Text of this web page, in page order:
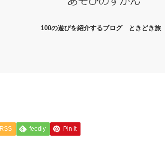
100の遊びを紹介するブログ ときどき旅
RSS feedly Pin it